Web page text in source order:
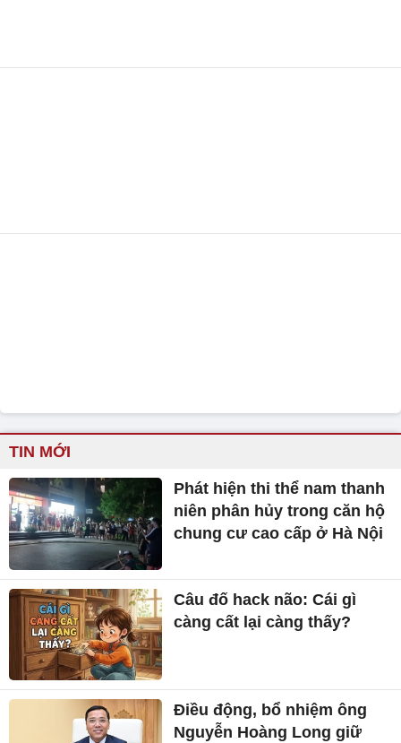
TIN MỚI
Phát hiện thi thể nam thanh
niên phân hủy trong căn hộ
chung cư cao cấp ở Hà Nội
Câu đố hack não: Cái gì
càng cất lại càng thấy?
Điều động, bổ nhiệm ông
Nguyễn Hoàng Long giữ